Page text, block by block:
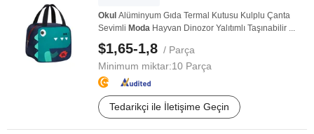
Okul Alüminyum Gıda Termal Kutusu Kulplu Çanta
Sevimli Moda Hayvan Dinozor Yalıtımlı Taşınabilir ...
$1,65-1,8 / Parça
Minimum miktar:10 Parça
Tedarikçi ile İletişime Geçin